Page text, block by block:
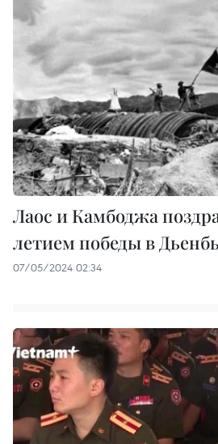
Лаос и Камбоджа
летием победы в
07/05/2024 02:34